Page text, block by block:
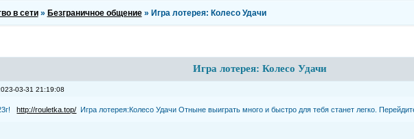
в сети » Безграничное общение » Игра лотерея: Колесо Удачи
Игра лотерея: Колесо Удачи
03-31 21:19:08
http://rouletka.top/ Игра лотерея:Колесо Удачи Отныне выиграть много и быстро для тебя станет легко.